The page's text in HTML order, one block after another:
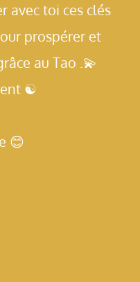
avec toi ces clés
prospérer et
au Tao .💫
☯️
😊